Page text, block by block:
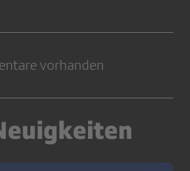
vorhanden